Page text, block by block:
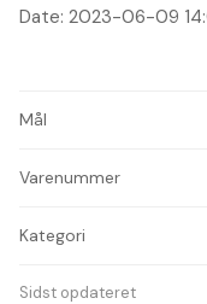
Date: 2023-06-09
Mål
Varenummer
Kategori
Sidst opdateret